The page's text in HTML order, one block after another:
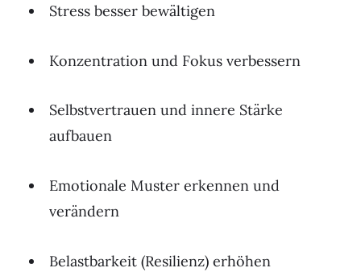
Stress besser bewältigen
Konzentration und Fokus verbessern
Selbstvertrauen und innere Stärke
aufbauen
Emotionale Muster erkennen und
verändern
Belastbarkeit (Resilienz) erhöhen